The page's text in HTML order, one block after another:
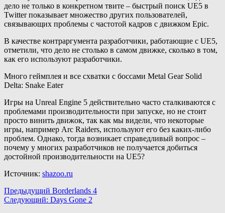
дело не только в конкретном твите – быстрый поиск UE5 в
Twitter показывает множество других пользователей,
связывающих проблемы с частотой кадров с движком Epic.
В качестве контраргумента разработчики, работающие с UE5,
отметили, что дело не столько в самом движке, сколько в том,
как его используют разработчики.
Много геймплея и все схватки с боссами Metal Gear Solid
Delta: Snake Eater
Игры на Unreal Engine 5 действительно часто сталкиваются с
проблемами производительности при запуске, но не стоит
просто винить движок, так как мы видели, что некоторые
игры, например Arc Raiders, используют его без каких-либо
проблем. Однако, тогда возникает справедливый вопрос –
почему у многих разработчиков не получается добиться
достойной производительности на UE5?
Источник: shazoo.ru
Навигация
записи
Предыдущий Borderlands 4
Следующий: Days Gone 2